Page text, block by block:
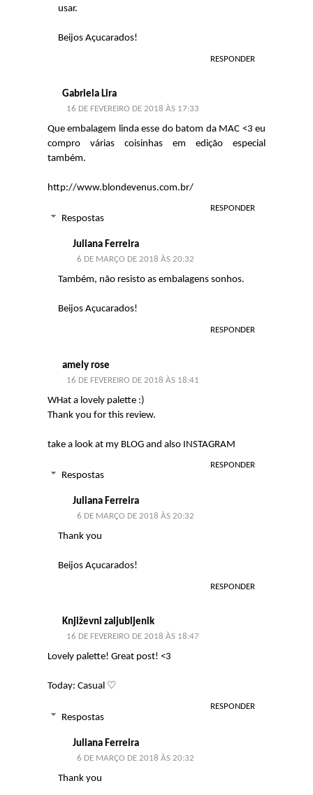
usar.
Beijos Açucarados!
RESPONDER
Gabriela Lira
16 DE FEVEREIRO DE 2018 ÀS 17:33
Que embalagem linda esse do batom da MAC <3 eu
compro várias coisinhas em edição especial
também.
http://www.blondevenus.com.br/
RESPONDER
Respostas
Juliana Ferreira
6 DE MARÇO DE 2018 ÀS 20:32
Também, não resisto as embalagens sonhos.
Beijos Açucarados!
RESPONDER
amely rose
16 DE FEVEREIRO DE 2018 ÀS 18:41
WHat a lovely palette :)
Thank you for this review.
take a look at my BLOG and also INSTAGRAM
RESPONDER
Respostas
Juliana Ferreira
6 DE MARÇO DE 2018 ÀS 20:32
Thank you
Beijos Açucarados!
RESPONDER
Književni zaljubljenik
16 DE FEVEREIRO DE 2018 ÀS 18:47
Lovely palette! Great post! <3
Today: Casual ♡
RESPONDER
Respostas
Juliana Ferreira
6 DE MARÇO DE 2018 ÀS 20:32
Thank you